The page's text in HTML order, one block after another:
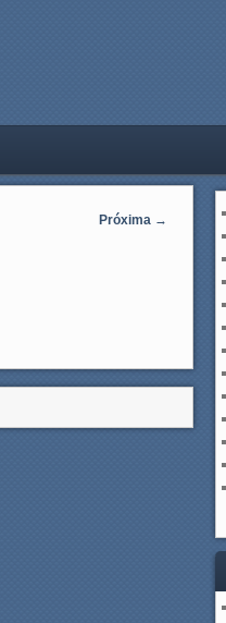
Próxima →